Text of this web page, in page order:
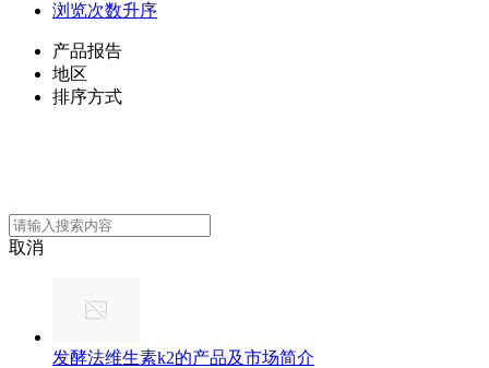
浏览次数升序
产品报告
地区
排序方式
取消
发酵法维生素k2的产品及市场简介